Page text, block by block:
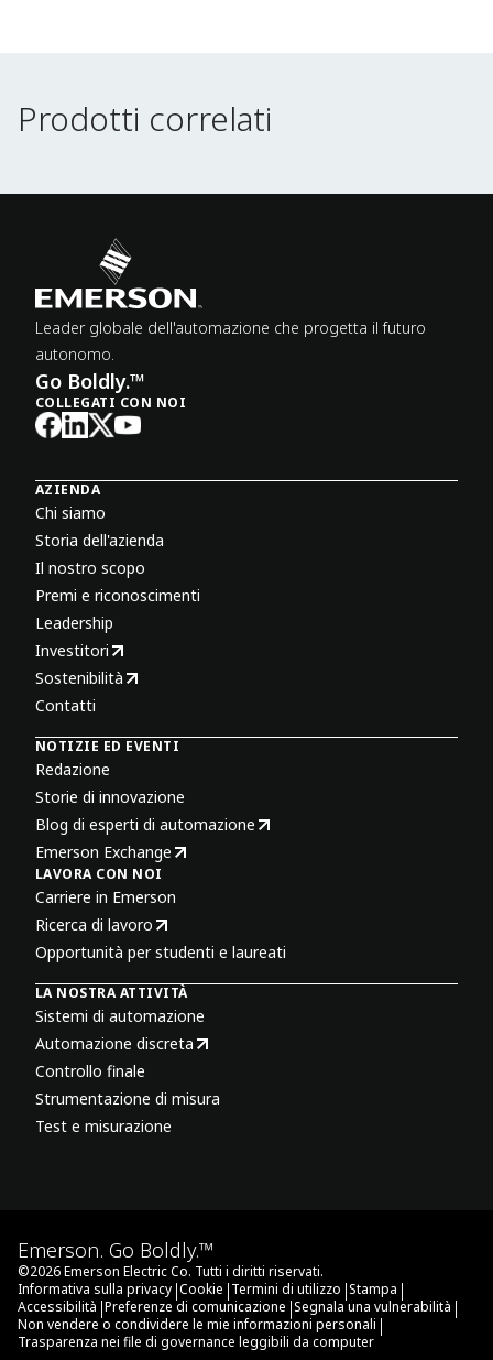
Prodotti correlati
Prodotti correlati
Leader globale dell'automazione che progetta il futuro
autonomo.
Go Boldly.™
COLLEGATI CON NOI
AZIENDA
Chi siamo
Storia dell'azienda
Il nostro scopo
Premi e riconoscimenti
Leadership
Investitori
Sostenibilità
Contatti
NOTIZIE ED EVENTI
Redazione
Storie di innovazione
Blog di esperti di automazione
Emerson Exchange
LAVORA CON NOI
Carriere in Emerson
Ricerca di lavoro
Opportunità per studenti e laureati
LA NOSTRA ATTIVITÀ
Sistemi di automazione
Automazione discreta
Controllo finale
Strumentazione di misura
Test e misurazione
Emerson. Go Boldly.™
©2026Emerson Electric Co. Tutti i diritti riservati.
Informativa sulla privacy |Cookie |Termini di utilizzo |Stampa |
Accessibilità |Preferenze di comunicazione |Segnala una vulnerabilità |
Non vendere o condividere le mie informazioni personali |
Trasparenza nei file di governance leggibili da computer